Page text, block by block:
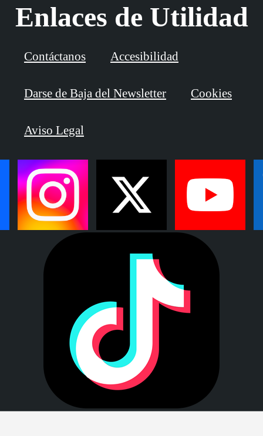
Enlaces de Utilidad
Contáctanos Accesibilidad
Darse de Baja del Newsletter Cookies
Aviso Legal